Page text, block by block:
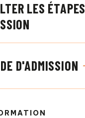
LES ÉTAPES
D'ADMISSION